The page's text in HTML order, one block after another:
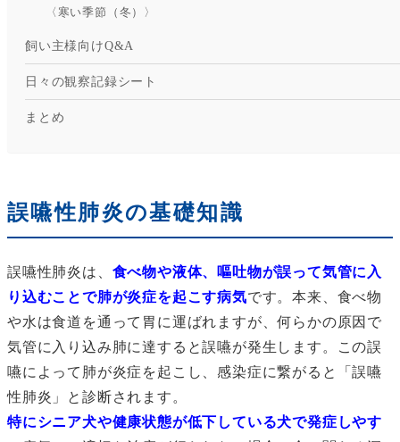
〈寒い季節（冬）〉
飼い主様向けQ&A
日々の観察記録シート
まとめ
誤嚥性肺炎の基礎知識
誤嚥性肺炎は、 食べ物や液体、嘔吐物が誤って気管に入
り込むことで肺が炎症を起こす病気です。本来、食べ物
や水は食道を通って胃に運ばれますが、何らかの原因で
気管に入り込み肺に達すると誤嚥が発生します。この誤
嚥によって肺が炎症を起こし、感染症に繋がると「誤嚥
性肺炎」と診断されます。
特にシニア犬や健康状態が低下している犬で発症しやす